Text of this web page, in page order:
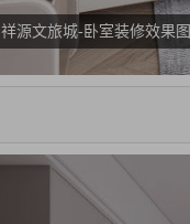
祥源文旅城-卧室装修效果图